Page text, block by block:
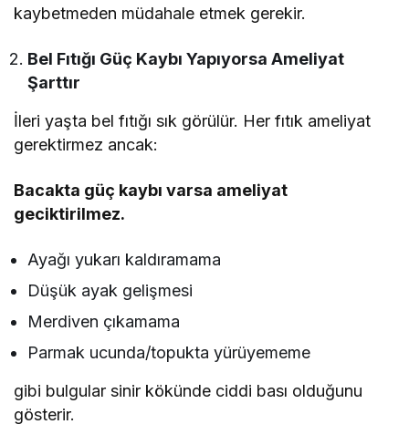
kaybetmeden müdahale etmek gerekir.
Bel Fıtığı Güç Kaybı Yapıyorsa Ameliyat
Şarttır
İleri yaşta bel fıtığı sık görülür. Her fıtık ameliyat
gerektirmez ancak:
Bacakta güç kaybı varsa ameliyat
geciktirilmez.
Ayağı yukarı kaldıramama
Düşük ayak gelişmesi
Merdiven çıkamama
Parmak ucunda/topukta yürüyememe
gibi bulgular sinir kökünde ciddi bası olduğunu
gösterir.